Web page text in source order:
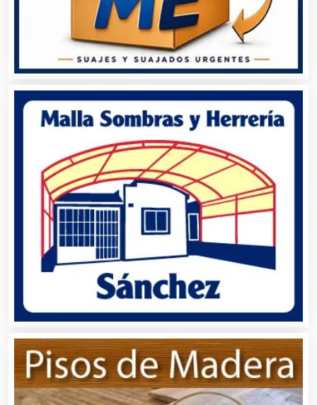
Aparatos y Equipos Eléctricos
Arquitectos
Artes Gráficas
Artesanías
Artículos de Oficina
Artículos de Piel
Artículos Deportivos